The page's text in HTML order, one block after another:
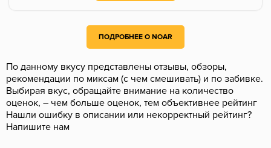
ПОДРОБНЕЕ О NOAR
По данному вкусу представлены отзывы, обзоры,
рекомендации по миксам (с чем смешивать) и по забивке.
Выбирая вкус, обращайте внимание на количество
оценок, – чем больше оценок, тем объективнее рейтинг
Нашли ошибку в описании или некорректный рейтинг?
Напишите нам